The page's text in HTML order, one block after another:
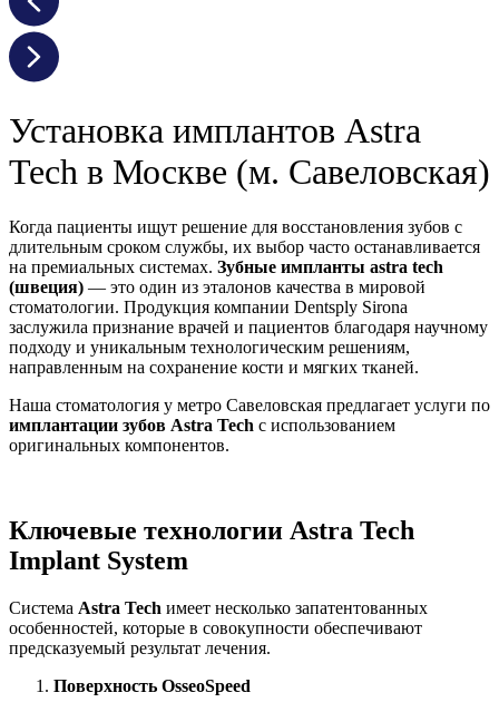
Установка имплантов Astra
Tech в Москве (м. Савеловская)
Когда пациенты ищут решение для восстановления зубов с
длительным сроком службы, их выбор часто останавливается
на премиальных системах. Зубные импланты аstra tech
(швеция) — это один из эталонов качества в мировой
стоматологии. Продукция компании Dentsply Sirona
заслужила признание врачей и пациентов благодаря научному
подходу и уникальным технологическим решениям,
направленным на сохранение кости и мягких тканей.
Наша стоматология у метро Савеловская предлагает услуги по
имплантации зубов Astra Tech с использованием
оригинальных компонентов.
Ключевые технологии Astra Tech
Implant System
Система Astra Tech имеет несколько запатентованных
особенностей, которые в совокупности обеспечивают
предсказуемый результат лечения.
Поверхность OsseoSpeed